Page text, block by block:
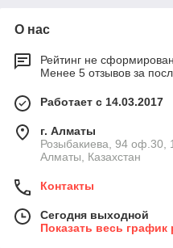
О нас
Рейтинг не сформирован
Менее 5 отзывов за
Работает с 14.03.2017
г. Алматы
Розыбакиева, 94 оф.30,
Алматы, Казахстан
Контакты
Сегодня выходной
Показать весь график